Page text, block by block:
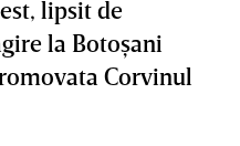
lipsit de
la Botoşani
Corvinul